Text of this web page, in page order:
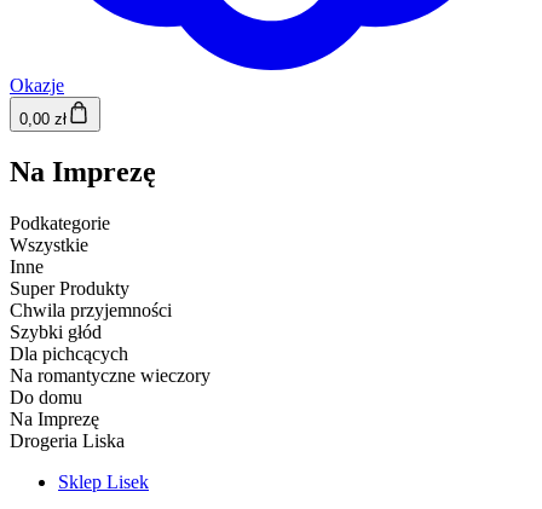
Okazje
0,00 zł
Na Imprezę
Podkategorie
Wszystkie
Inne
Super Produkty
Chwila przyjemności
Szybki głód
Dla pichcących
Na romantyczne wieczory
Do domu
Na Imprezę
Drogeria Liska
Sklep Lisek